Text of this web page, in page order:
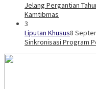
Jelang Pergantian
Kamtibmas
3
Liputan Khusus8
Sinkronisasi Program